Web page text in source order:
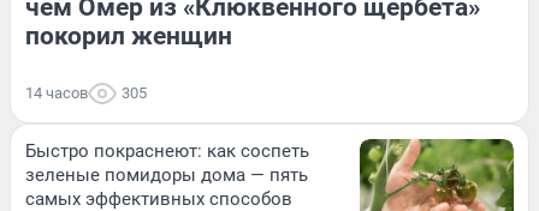
чем Омер из «Клюквенного щербета»
покорил женщин
14 часов 305
Быстро покраснеют: как соспеть
зеленые помидоры дома — пять
самых эффективных способов